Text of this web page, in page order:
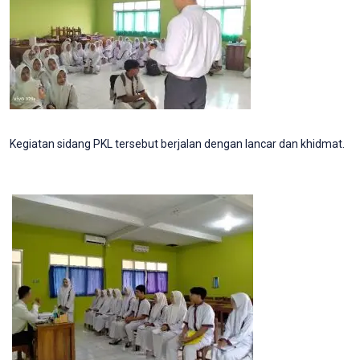
Kegiatan sidang PKL tersebut berjalan dengan lancar dan khidmat.